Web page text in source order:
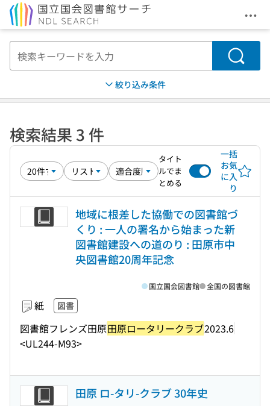
メ
検索
絞り込み条件
検索結果 3 件
タイト
ルでま
とめる
一括
お気
に入
り
地域に根差した協働での図書館づ
くり : 一人の署名から始まった新
図書館建設への道のり : 田原市中
央図書館20周年記念
紙 図書
図書館フレンズ田原田原ロータリークラブ2023.6
<UL244-M93>
国立国会図書館 全国の図書館
田原 ロ-タリ-クラブ 30年史